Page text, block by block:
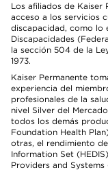
Los afiliados de Kaiser
acceso a los servicios
discapacidad, como lo
Discapacidades
la sección 504 de la
1973.
Kaiser Permanente
experiencia del
profesionales de la
nivel Silver del
todos los demás
Foundation Health
otras, el rendimiento
Information Set
Providers and Systems